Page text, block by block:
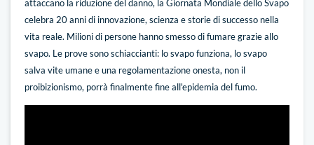
attaccano la riduzione del danno, la Giornata Mondiale dello Svapo
celebra 20 anni di innovazione, scienza e storie di successo nella
vita reale. Milioni di persone hanno smesso di fumare grazie allo
svapo. Le prove sono schiaccianti: lo svapo funziona, lo svapo
salva vite umane e una regolamentazione onesta, non il
proibizionismo, porrà finalmente fine all'epidemia del fumo.